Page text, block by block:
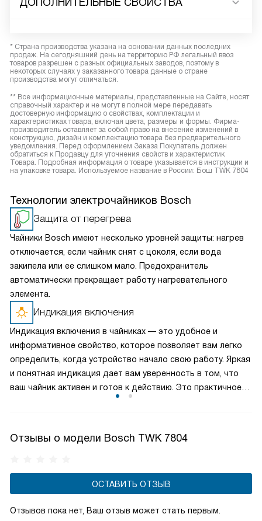
ДОПОЛНИТЕЛЬНЫЕ СВОЙСТВА
* Страна производства указана на основании данных последних
продаж. На сегодняшний день на территорию РФ легальный ввоз
товаров разрешен с разных официальных заводов, поэтому в
некоторых случаях у заказанного товара данные о стране
производства могут отличаться.
** Все информационные материалы, представленные на Сайте, носят
справочный характер и не могут в полной мере передавать
достоверную информацию о свойствах, комплектации и
характеристиках товара, включая цвета, размеры и формы. Фирма-
производитель оставляет за собой право на внесение изменений в
конструкцию, дизайн и комплектацию товара без предварительного
уведомления. Перед оформлением Заказа Покупатель должен
обратиться к Продавцу для уточнения свойств и характеристик
Товара. Подробная информация о товаре указывается в инструкции и
на упаковке товара. Используемое название в России: Бош TWK 7804
Технологии электрочайников Bosch
Защита от перегрева
Чайники Bosch имеют несколько уровней защиты: нагрев
отключается, если чайник снят с цоколя, если вода
закипела или ее слишком мало. Предохранитель
автоматически прекращает работу нагревательного
элемента.
Индикация включения
Индикация включения в чайниках — это удобное и
информативное свойство, которое позволяет вам легко
определить, когда устройство начало свою работу. Яркая
и понятная индикация дает вам уверенность в том, что
ваш чайник активен и готов к действию. Это практичное
Отзывы о модели Bosch TWK 7804
ОСТАВИТЬ ОТЗЫВ
Отзывов пока нет, Ваш отзыв может стать первым.